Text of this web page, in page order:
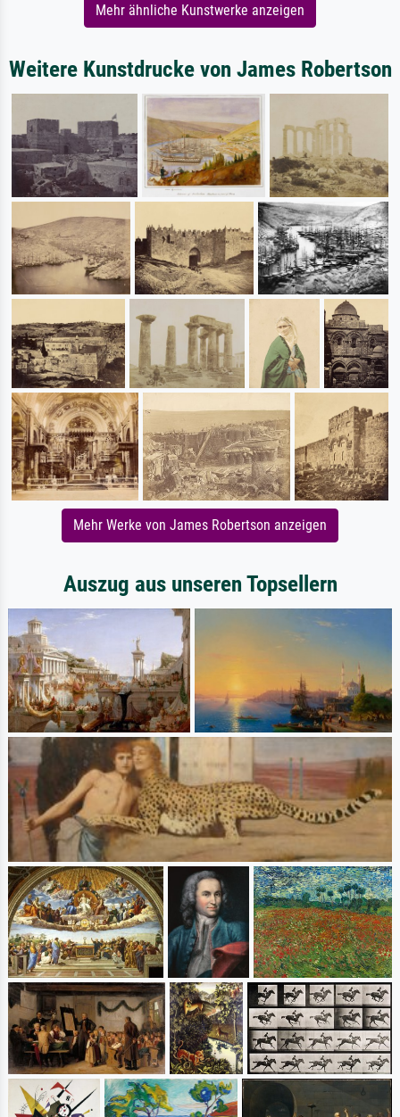
Mehr ähnliche Kunstwerke anzeigen
Weitere Kunstdrucke von James Robertson
Mehr Werke von James Robertson anzeigen
Auszug aus unseren Topsellern